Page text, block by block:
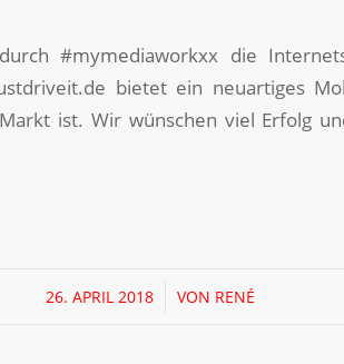
#mymediaworkxx die
bietet ein neuartiges
ist. Wir wünschen viel Erfolg
26. APRIL 2018
/ VON RENÉ